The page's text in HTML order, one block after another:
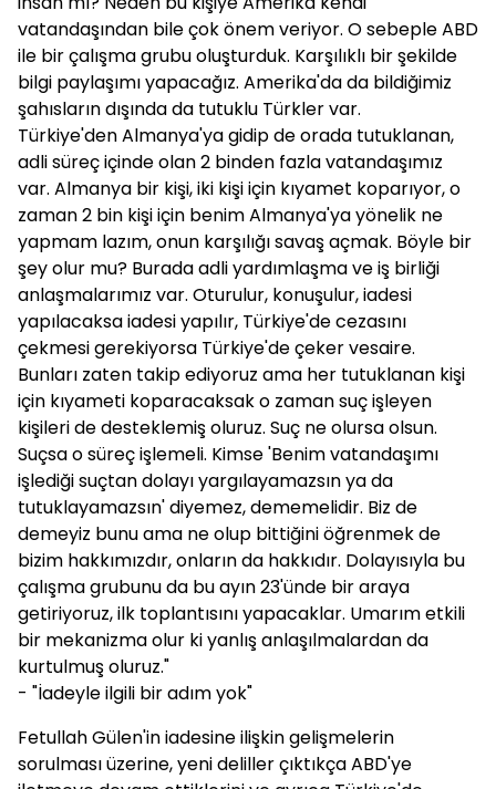
vatandaşından bile çok önem veriyor. O sebeple ABD
ile bir çalışma grubu oluşturduk. Karşılıklı bir şekilde
bilgi paylaşımı yapacağız. Amerika'da da bildiğimiz
şahısların dışında da tutuklu Türkler var.
Türkiye'den Almanya'ya gidip de orada tutuklanan,
adli süreç içinde olan 2 binden fazla vatandaşımız
var. Almanya bir kişi, iki kişi için kıyamet koparıyor, o
zaman 2 bin kişi için benim Almanya'ya yönelik ne
yapmam lazım, onun karşılığı savaş açmak. Böyle bir
şey olur mu? Burada adli yardımlaşma ve iş birliği
anlaşmalarımız var. Oturulur, konuşulur, iadesi
yapılacaksa iadesi yapılır, Türkiye'de cezasını
çekmesi gerekiyorsa Türkiye'de çeker vesaire.
Bunları zaten takip ediyoruz ama her tutuklanan kişi
için kıyameti koparacaksak o zaman suç işleyen
kişileri de desteklemiş oluruz. Suç ne olursa olsun.
Suçsa o süreç işlemeli. Kimse 'Benim vatandaşımı
işlediği suçtan dolayı yargılayamazsın ya da
tutuklayamazsın' diyemez, dememelidir. Biz de
demeyiz bunu ama ne olup bittiğini öğrenmek de
bizim hakkımızdır, onların da hakkıdır. Dolayısıyla bu
çalışma grubunu da bu ayın 23'ünde bir araya
getiriyoruz, ilk toplantısını yapacaklar. Umarım etkili
bir mekanizma olur ki yanlış anlaşılmalardan da
kurtulmuş oluruz."
- "İadeyle ilgili bir adım yok"
Fetullah Gülen'in iadesine ilişkin gelişmelerin
sorulması üzerine, yeni deliller çıktıkça ABD'ye